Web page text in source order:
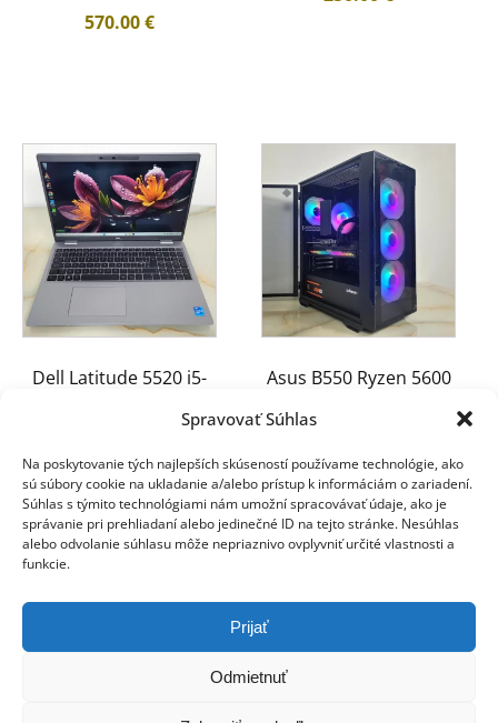
Spravovať Súhlas
Na poskytovanie tých najlepších skúseností používame technológie, ako
sú súbory cookie na ukladanie a/alebo prístup k informáciám o zariadení.
Súhlas s týmito technológiami nám umožní spracovávať údaje, ako je
správanie pri prehliadaní alebo jedinečné ID na tejto stránke. Nesúhlas
alebo odvolanie súhlasu môže nepriaznivo ovplyvniť určité vlastnosti a
funkcie.
Prijať
Odmietnuť
570.00€
Dell Latitude 5520 i5-
420.00€
Asus B550 Ryzen 5600
800.00€